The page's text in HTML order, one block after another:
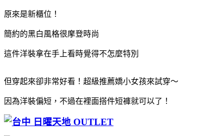
原來是新櫃位！
簡約的黑白風格很摩登時尚
這件洋裝拿在手上看時覺得不怎麼特別
但穿起來卻非常好看！超級推薦嬌小女孩來試穿～
因為洋裝偏短，不過在裡面搭件短褲就可以了！